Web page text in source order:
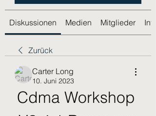
Diskussionen Medien Mitglieder Info
Zurück
Carter Long
10. Juni 2023
Cdma Workshop